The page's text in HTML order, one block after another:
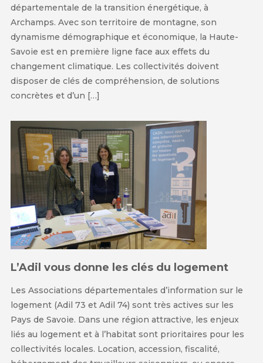
départementale de la transition énergétique, à
Archamps. Avec son territoire de montagne, son
dynamisme démographique et économique, la Haute-
Savoie est en première ligne face aux effets du
changement climatique. Les collectivités doivent
disposer de clés de compréhension, de solutions
concrètes et d’un […]
L’Adil vous donne les clés du logement
Les Associations départementales d’information sur le
logement (Adil 73 et Adil 74) sont très actives sur les
Pays de Savoie. Dans une région attractive, les enjeux
liés au logement et à l’habitat sont prioritaires pour les
collectivités locales. Location, accession, fiscalité,